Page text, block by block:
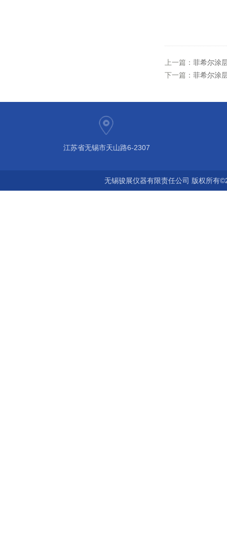
上一篇： 菲希尔涂
下一篇： 菲希尔涂
江苏省无锡市天山路6-2307
无锡骏展仪器有限责任公司 版权所有